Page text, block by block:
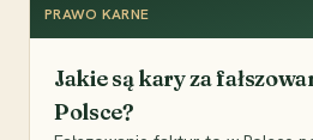
PRAWO KARNE
Jakie są kary za
Polsce?